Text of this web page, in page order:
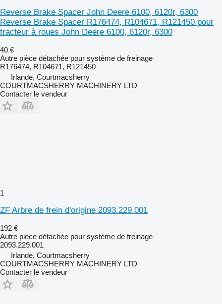
Reverse Brake Spacer John Deere 6100, 6120r, 6300
Reverse Brake Spacer R176474, R104671, R121450 pour
tracteur à roues John Deere 6100, 6120r, 6300
40 €
Autre pièce détachée pour système de freinage
R176474, R104671, R121450
Irlande, Courtmacsherry
COURTMACSHERRY MACHINERY LTD
Contacter le vendeur
1
ZF Arbre de frein d'origine 2093.229.001
192 €
Autre pièce détachée pour système de freinage
2093.229.001
Irlande, Courtmacsherry
COURTMACSHERRY MACHINERY LTD
Contacter le vendeur